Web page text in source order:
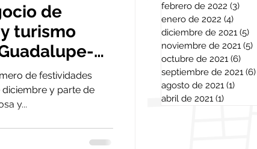
de
turismo
de festividades
y parte de
y...
febrero de 2022 (3)
enero de 2022 (4)
diciembre de 2021 (5)
noviembre de 2021 (5)
octubre de 2021 (6)
septiembre de 2021 (6)
agosto de 2021 (1)
abril de 2021 (1)